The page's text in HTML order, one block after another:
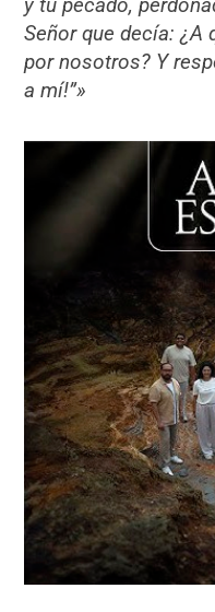
Señor que decía: ¿A
por nosotros? Y
a mí!”»